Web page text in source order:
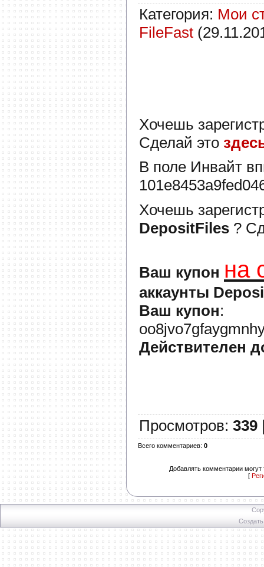
Категория: Мои
FileFast
Хочешь
Сделай это
В поле Инвайт
Хочешь
DepositFiles ?
Ваш купон на
аккаунты
Ваш купон:
Действителен
Просмотров: 339
Всего комментариев: 0
Добавлять комментарии могут
[